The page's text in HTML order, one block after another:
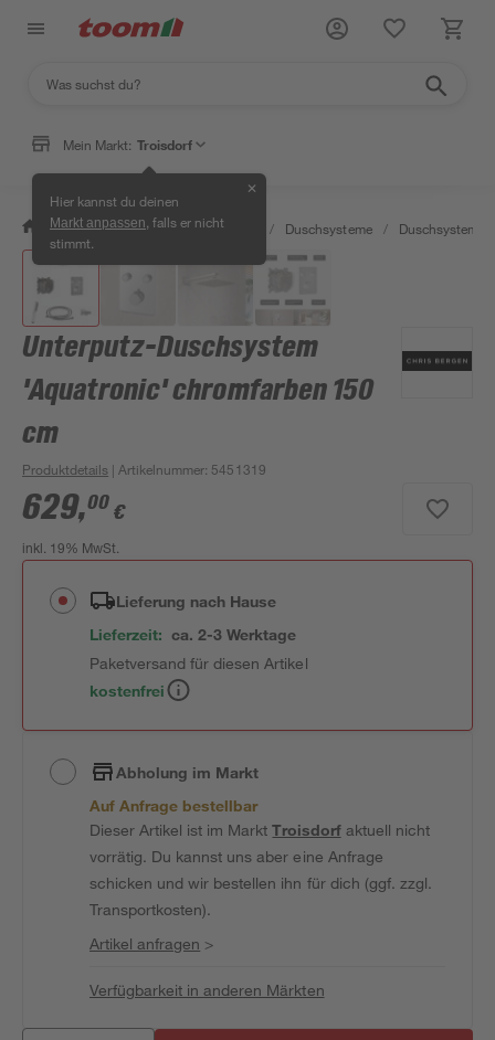
Mein Markt: Troisdorf
Hier kannst du deinen
Markt anpassen , falls er nicht
stimmt.
✕
/ Bad & Sanitär / Badarmaturen / Duschsysteme / Duschsysteme
Unterputz-Duschsystem
'Aquatronic' chromfarben 150
cm
Produktdetails | Artikelnummer: 5451319
629,00 €
inkl. 19% MwSt.
Lieferung nach Hause
Lieferzeit: ca. 2-3 Werktage
Paketversand für diesen Artikel
kostenfrei
Abholung im Markt
Auf Anfrage bestellbar
Dieser Artikel ist im MarktTroisdorfaktuell nicht
vorrätig. Du kannst uns aber eine Anfrage
schicken und wir bestellen ihn für dich (ggf. zzgl.
Transportkosten).
Artikel anfragen >
Verfügbarkeit in anderen Märkten